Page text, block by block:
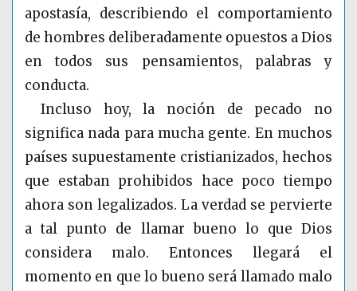
apostasía, describiendo el comportamiento
de hombres deliberadamente opuestos a Dios
en todos sus pensamientos, palabras y
conducta.
Incluso hoy, la noción de pecado no
significa nada para mucha gente. En muchos
países supuestamente cristianizados, hechos
que estaban prohibidos hace poco tiempo
ahora son legalizados. La verdad se pervierte
a tal punto de llamar bueno lo que Dios
considera malo. Entonces llegará el
momento en que lo bueno será llamado malo